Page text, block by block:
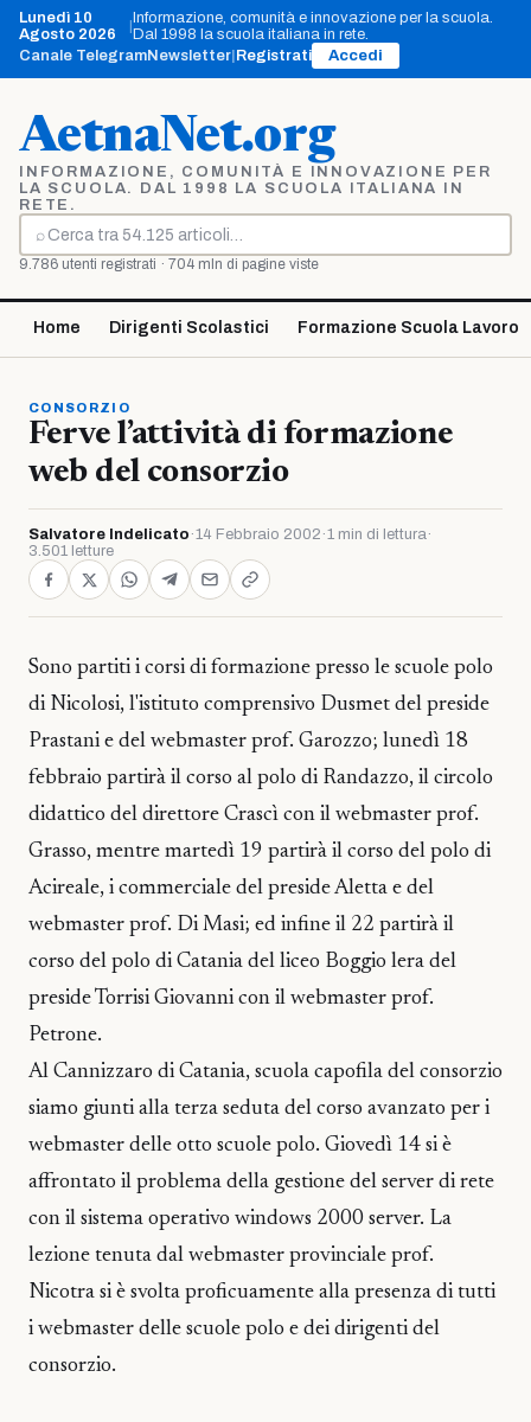
Vai
contenuto
Lunedì 10
Agosto 2026
Informazione, comunità e innovazione per la scuola.
Dal 1998 la scuola italiana in rete.
Canale TelegramNewsletter Registrati Accedi
AetnaNet.org
INFORMAZIONE, COMUNITÀ E INNOVAZIONE PER
LA SCUOLA. DAL 1998 LA SCUOLA ITALIANA IN
RETE.
⌕
Cerca
9.786 utenti registrati · 704 mln di pagine viste
Home Dirigenti Scolastici Formazione Scuola Lavoro
CONSORZIO
Ferve l’attività di formazione
web del consorzio
Salvatore Indelicato ·14 Febbraio 2002 ·1 min di lettura·
3.501 letture
Sono partiti i corsi di formazione presso le scuole polo
di Nicolosi, l'istituto comprensivo Dusmet del preside
Prastani e del webmaster prof. Garozzo; lunedì 18
febbraio partirà il corso al polo di Randazzo, il circolo
didattico del direttore Crascì con il webmaster prof.
Grasso, mentre martedì 19 partirà il corso del polo di
Acireale, i commerciale del preside Aletta e del
webmaster prof. Di Masi; ed infine il 22 partirà il
corso del polo di Catania del liceo Boggio lera del
preside Torrisi Giovanni con il webmaster prof.
Petrone.
Al Cannizzaro di Catania, scuola capofila del consorzio
siamo giunti alla terza seduta del corso avanzato per i
webmaster delle otto scuole polo. Giovedì 14 si è
affrontato il problema della gestione del server di rete
con il sistema operativo windows 2000 server. La
lezione tenuta dal webmaster provinciale prof.
Nicotra si è svolta proficuamente alla presenza di tutti
i webmaster delle scuole polo e dei dirigenti del
consorzio.